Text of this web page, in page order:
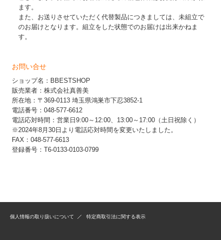
ます。
また、お送りさせていただく代替製品につきましては、未組立で
のお届けとなります。組立をした状態でのお届けは出来かねま
す。
お問い合せ
ショップ名：BBESTSHOP
販売業者：株式会社真善美
所在地：〒369-0113 埼玉県鴻巣市下忍3852-1
電話番号：048-577-6612
電話応対時間：営業日9:00～12:00、13:00～17:00（土日祝除く）
※2024年8月30日より電話応対時間を変更いたしました。
FAX：048-577-6613
登録番号：T6-0133-0103-0799
個人情報の取り扱いについて 特定商取引法に関する表示